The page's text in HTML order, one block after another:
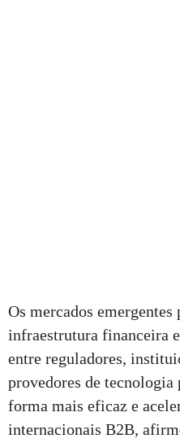
Os mercados
infraestrutura financeira
entre reguladores,
provedores de tecnologia
forma mais eficaz e
internacionais B2B,